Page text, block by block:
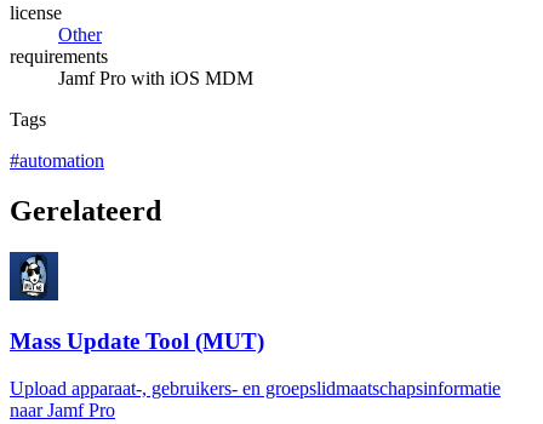
license
Other
requirements
Jamf Pro with iOS MDM
Tags
#automation
Gerelateerd
Mass Update Tool (MUT)
Upload apparaat-, gebruikers- en groepslidmaatschapsinformatie
naar Jamf Pro